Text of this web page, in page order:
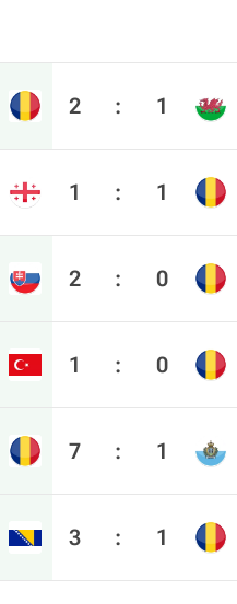
2 : 1
1 : 1
2 : 0
1 : 0
7 : 1
3 : 1